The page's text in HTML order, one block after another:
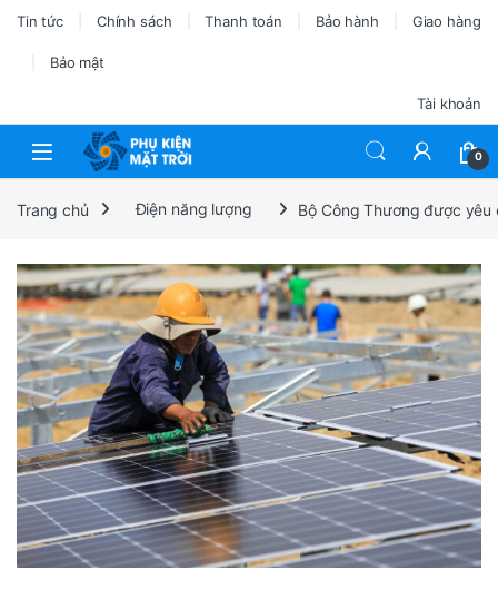
Tin tức Chính sách Thanh toán Bảo hành Giao hàng
Bảo mật
Tài khoản
0
Trang chủ Điện năng lượng Bộ Công Thương được